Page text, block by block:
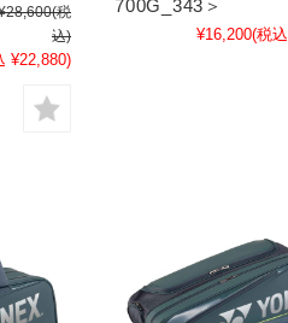
(税
込)
¥22,880)
700G_343＞
¥16,200(税